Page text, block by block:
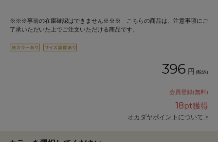
※※※事前の在庫確認はできません※※※ こちらの商品は、注意事項にご
了承いただいた上でご注文いただける商品です。
396 円 (税込)
会員登録(無料)
18pt獲得
オカダヤポイントについて >